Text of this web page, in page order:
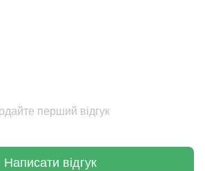
перший відгук
Написати відгук